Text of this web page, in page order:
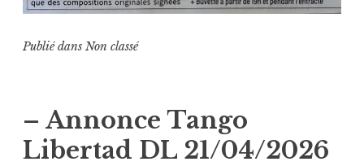
Publié dans Non classé
– Annonce Tango
Libertad DL 21/04/2026